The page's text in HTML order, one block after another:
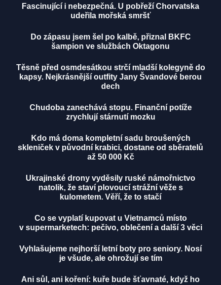
Fascinující i nebezpečná. U pobřeží Chorvatska
udeřila mořská smršť
Do zápasu jsem šel po kalbě, přiznal BKFC
šampion ve službách Oktagonu
Těsně před osmdesátkou strčí mladší kolegyně do
kapsy. Nejkrásnější outfity Jany Švandové berou
dech
Chudoba zanechává stopu. Finanční potíže
zrychlují stárnutí mozku
Kdo má doma kompletní sadu broušených
skleniček v původní krabici, dostane od sběratelů
až 50 000 Kč
Ukrajinské drony vyděsily ruské námořnictvo
natolik, že staví plovoucí strážní věže s
kulometem. Věří, že to stačí
Co se vyplatí kupovat u Vietnamců místo
v supermarketech: pečivo, oblečení a další 3 věci
Vyhlašujeme nejhorší letní boty pro seniory. Nosí
je všude, ale ohrožují se tím
Ani sůl, ani koření: kuře bude šťavnaté, když ho